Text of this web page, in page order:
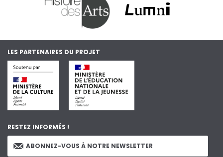
LES PARTENAIRES DU PROJET
RESTEZ INFORMÉS !
ABONNEZ-VOUS À NOTRE NEWSLETTER